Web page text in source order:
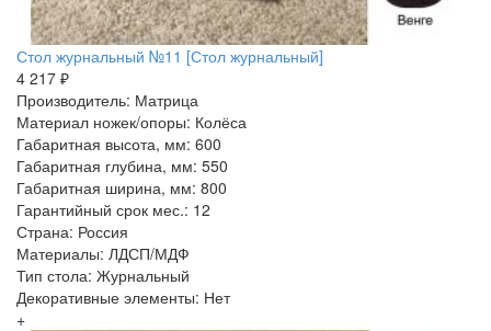
Стол журнальный №11 [Стол журнальный]
4 217 ₽
Производитель: Матрица
Материал ножек/опоры: Колёса
Габаритная высота, мм: 600
Габаритная глубина, мм: 550
Габаритная ширина, мм: 800
Гарантийный срок мес.: 12
Страна: Россия
Материалы: ЛДСП/МДФ
Тип стола: Журнальный
Декоративные элементы: Нет
+